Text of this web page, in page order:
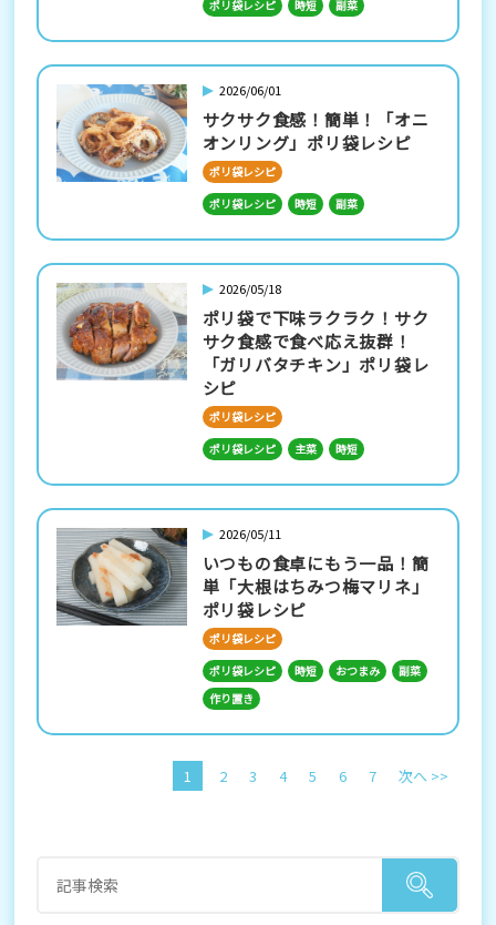
ポリ袋レシピ
時短 副菜
2026/06/01
サクサク食感！簡単！「オニ
オンリング」ポリ袋レシピ
ポリ袋レシピ
ポリ袋レシピ
時短 副菜
2026/05/18
ポリ袋で下味ラクラク！サク
サク食感で食べ応え抜群！
「ガリバタチキン」ポリ袋レ
シピ
ポリ袋レシピ
ポリ袋レシピ
主菜 時短
2026/05/11
いつもの食卓にもう一品！簡
単「大根はちみつ梅マリネ」
ポリ袋レシピ
ポリ袋レシピ
ポリ袋レシピ
時短 おつまみ
副菜
作り置き
1 2 3 4 5 6 7 次へ >>